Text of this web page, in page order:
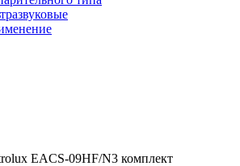
EACS-09HF/N3 комплект